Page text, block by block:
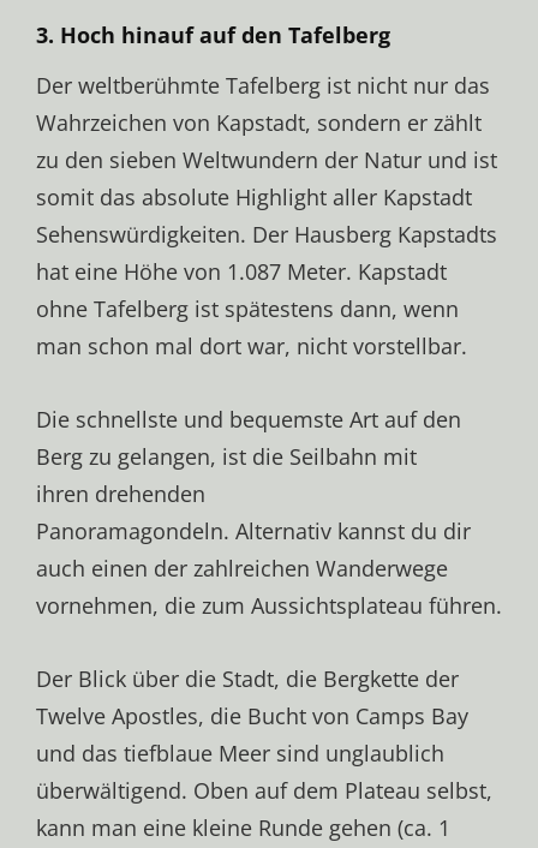
3. Hoch hinauf auf den Tafelberg
Der weltberühmte Tafelberg ist nicht nur das
Wahrzeichen von Kapstadt, sondern er zählt
zu den sieben Weltwundern der Natur und ist
somit das absolute Highlight aller Kapstadt
Sehenswürdigkeiten. Der Hausberg Kapstadts
hat eine Höhe von 1.087 Meter. Kapstadt
ohne Tafelberg ist spätestens dann, wenn
man schon mal dort war, nicht vorstellbar.
Die schnellste und bequemste Art auf den
Berg zu gelangen, ist die Seilbahn mit
ihren drehenden
Panoramagondeln. Alternativ kannst du dir
auch einen der zahlreichen Wanderwege
vornehmen, die zum Aussichtsplateau führen.
Der Blick über die Stadt, die Bergkette der
Twelve Apostles, die Bucht von Camps Bay
und das tiefblaue Meer sind unglaublich
überwältigend. Oben auf dem Plateau selbst,
kann man eine kleine Runde gehen (ca. 1